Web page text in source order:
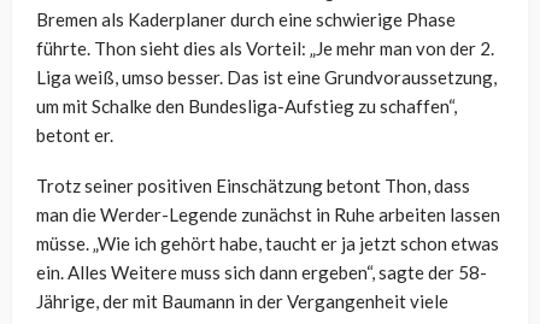
Bremen als Kaderplaner durch eine schwierige Phase
führte. Thon sieht dies als Vorteil: „Je mehr man von der 2.
Liga weiß, umso besser. Das ist eine Grundvoraussetzung,
um mit Schalke den Bundesliga-Aufstieg zu schaffen“,
betont er.
Trotz seiner positiven Einschätzung betont Thon, dass
man die Werder-Legende zunächst in Ruhe arbeiten lassen
müsse. „Wie ich gehört habe, taucht er ja jetzt schon etwas
ein. Alles Weitere muss sich dann ergeben“, sagte der 58-
Jährige, der mit Baumann in der Vergangenheit viele